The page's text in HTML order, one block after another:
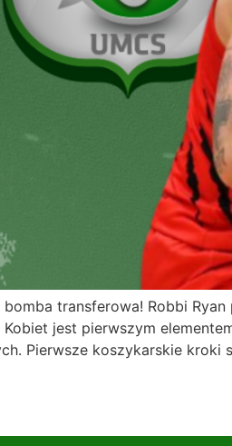
transferowa! Robbi
Kobiet jest pierwszym
Pierwsze koszykarskie kroki